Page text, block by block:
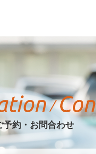
予約・お問合わせ